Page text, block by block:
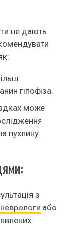
не дають
гіпофіза.
може
пухлину.
з
неврологи або